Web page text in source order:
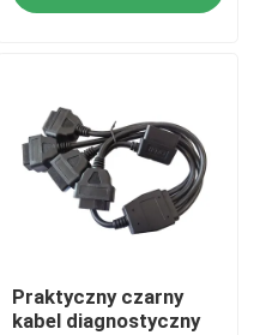
Praktyczny czarny
kabel diagnostyczny